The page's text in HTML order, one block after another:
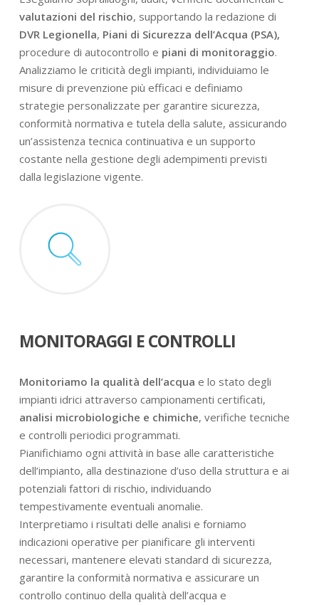
valutazioni del rischio, supportando la redazione di
DVR Legionella, Piani di Sicurezza dell’Acqua (PSA),
procedure di autocontrollo e piani di monitoraggio.
Analizziamo le criticità degli impianti, individuiamo le
misure di prevenzione più efficaci e definiamo
strategie personalizzate per garantire sicurezza,
conformità normativa e tutela della salute, assicurando
un’assistenza tecnica continuativa e un supporto
costante nella gestione degli adempimenti previsti
dalla legislazione vigente.
MONITORAGGI E CONTROLLI
Monitoriamo la qualità dell’acqua e lo stato degli
impianti idrici attraverso campionamenti certificati,
analisi microbiologiche e chimiche, verifiche tecniche
e controlli periodici programmati.
Pianifichiamo ogni attività in base alle caratteristiche
dell’impianto, alla destinazione d’uso della struttura e ai
potenziali fattori di rischio, individuando
tempestivamente eventuali anomalie.
Interpretiamo i risultati delle analisi e forniamo
indicazioni operative per pianificare gli interventi
necessari, mantenere elevati standard di sicurezza,
garantire la conformità normativa e assicurare un
controllo continuo della qualità dell’acqua e